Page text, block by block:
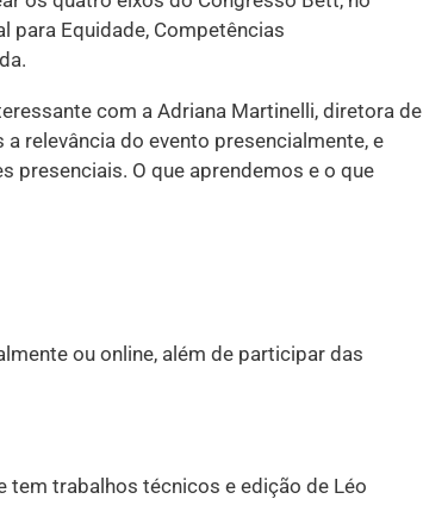
para Equidade, Competências
com a Adriana Martinelli, diretora de
relevância do evento presencialmente, e
presenciais. O que aprendemos e o que
ou online, além de participar das
tem trabalhos técnicos e edição de Léo